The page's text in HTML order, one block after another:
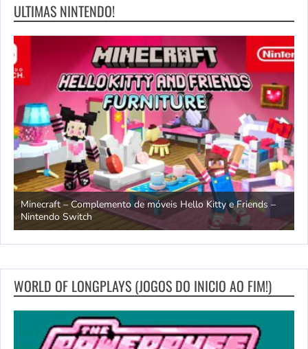
ULTIMAS NINTENDO!
Minecraft – Complemento de móveis Hello Kitty e Friends –
Nintendo Switch
WORLD OF LONGPLAYS (JOGOS DO INICIO AO FIM!)